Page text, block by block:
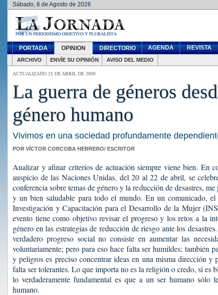
Sábado, 8 de Agosto de 2026
PORTADA OPINION DIRECTORIO AGENDA REVISTA
ARCHIVO ENVÍE SU OPINIÓN AVISO DEL MEDIO
ACTUALIZADO 21 DE ABRIL DE 2009
La guerra de géneros
género humano
Vivimos en una sociedad profundamente
POR VÍCTOR CORCOBA HERRERO/ ESCRITOR
Analizar y afinar criterios de actuación siempre viene bien. En
auspicio de las Naciones Unidas, del 20 al 22 de abril, se
conferencia sobre temas de género y la reducción de desastres,
y un bien saludable para todo el mundo. En un comunicado,
Investigación y Capacitación para el Desarrollo de la Mujer
evento tiene como objetivo revisar el progreso y los retos a la
género en las estrategias de reducción de riesgo ante los
verdadero progreso social no consiste en aumentar las
voluntariamente; pero para eso hace falta ser humildes; también
y peligros es preciso concentrar ideas en una misma dirección y
falta ser tolerantes. Lo que importa no es la religión o credo, si es
lo verdaderamente fundamental es que a un ser humano sólo
humano.